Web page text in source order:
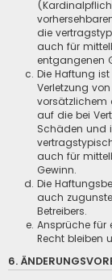
die
auch für
entgangenen
Die Haftung
Verletzung
vorsätzlichem
auf die bei
Schäden und
auch für
Gewinn.
Die
auch
Betreibers.
Ansprüche für
Recht bleiben
6.